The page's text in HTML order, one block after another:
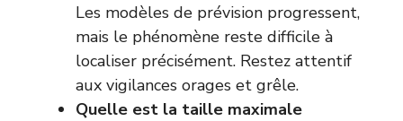
Les modèles de prévision progressent,
mais le phénomène reste difficile à
localiser précisément. Restez attentif
aux vigilances orages et grêle.
Quelle est la taille maximale